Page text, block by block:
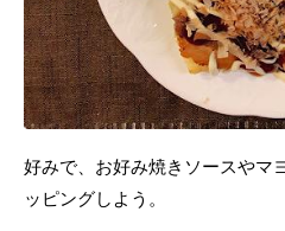
好みで、お好み焼きソースやマ
ッピングしよう。